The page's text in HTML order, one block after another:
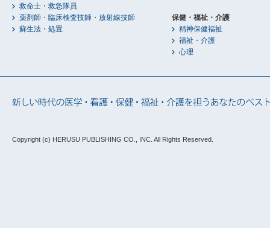
救命士・救急隊員
薬剤師・臨床検査技師・放射線技師
蘇生法・処置
保健・福祉・介護
精神保健福祉
福祉・介護
心理
Copyright (c) HERUSU PUBLISHING CO., INC. All Rights Reserved.